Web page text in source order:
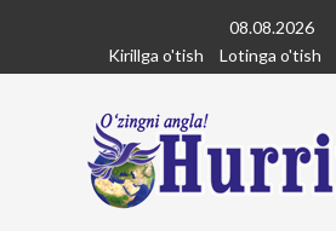
content
08.08.2026
Kirillga o'tish
Lotinga o'tish